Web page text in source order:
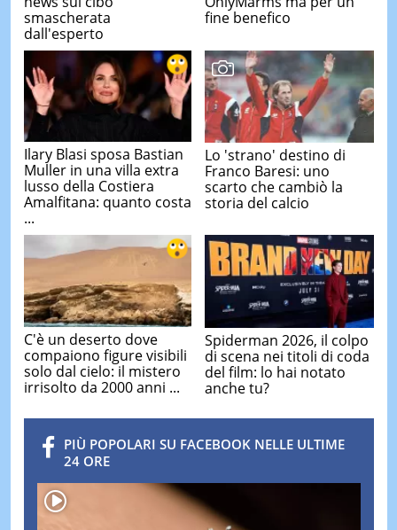
smascherata
dall'esperto
fine benefico
Ilary Blasi sposa Bastian
Muller in una villa extra
lusso della Costiera
Amalfitana: quanto costa
...
Lo 'strano' destino di
Franco Baresi: uno
scarto che cambiò la
storia del calcio
C'è un deserto dove
compaiono figure visibili
solo dal cielo: il mistero
irrisolto da 2000 anni ...
Spiderman 2026, il colpo
di scena nei titoli di coda
del film: lo hai notato
anche tu?
PIÙ POPOLARI SU FACEBOOK NELLE ULTIME
24 ORE